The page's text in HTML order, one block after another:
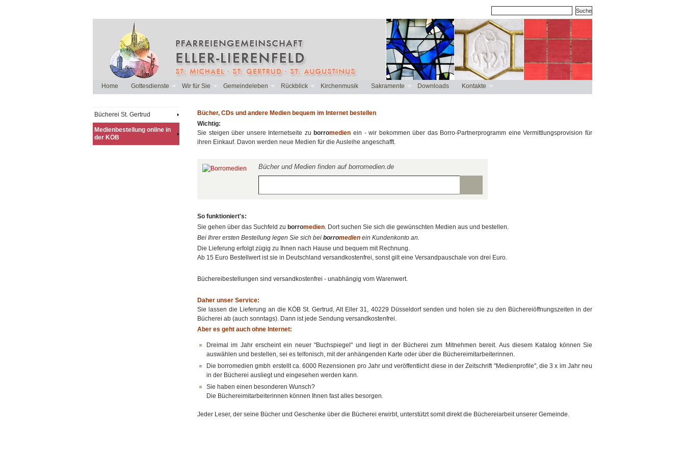
Home Gottesdienste Wir für Sie Gemeindeleben Rückblick Kirchenmusik Sakramente Downloads Kontakte
Bücherei St. Gertrud
Medienbestellung online in
der KÖB
Bücher, CDs und andere Medien bequem im Internet bestellen
Wichtig:
Sie steigen über unsere Internetseite zu borromedien ein - wir bekommen über das Borro-Partnerprogramm eine Vermittlungsprovision für
ihren Einkauf. Davon werden neue Medien für die Ausleihe angeschafft.
Bücher und Medien finden auf borromedien.de
So funktioniert's:
Sie gehen über das Suchfeld zu borromedien. Dort suchen Sie sich die gewünschten Medien aus und bestellen.
Bei Ihrer ersten Bestellung legen Sie sich bei borromedien ein Kundenkonto an.
Die Lieferung erfolgt zügig zu Ihnen nach Hause und bequem mit Rechnung.
Ab 15 Euro Bestellwert ist sie in Deutschland versandkostenfrei, sonst gilt eine Versandpauschale von drei Euro.
Büchereibestellungen sind versandkostenfrei - unabhängig vom Warenwert.
Daher unser Service:
Sie lassen die Lieferung an die KÖB St. Gertrud, Alt Eller 31, 40229 Düsseldorf senden und holen sie zu den Büchereiöffnungszeiten in der
Bücherei ab (auch sonntags). Dann ist jede Sendung versandkostenfrei.
Aber es geht auch ohne Internet:
Dreimal im Jahr erscheint ein neuer "Buchspiegel" und liegt in der Bücherei zum Mitnehmen bereit. Aus diesem Katalog können Sie
auswählen und bestellen, sei es telfonisch, mit der anhängenden Karte oder über die Büchereimitarbeiterinnen.
Die borromedien gmbh erstellt ca. 6000 Rezensionen pro Jahr und veröffentlicht diese in der Zeitschrift "Medienprofile", die 3 x im Jahr neu
in der Bücherei ausliegt und eingesehen werden kann.
Sie haben einen besonderen Wunsch?
Die Büchereimitarbeiterinnen können Ihnen fast alles besorgen.
Jeder Leser, der seine Bücher und Geschenke über die Bücherei erwirbt, unterstützt somit direkt die Büchereiarbeit unserer Gemeinde.